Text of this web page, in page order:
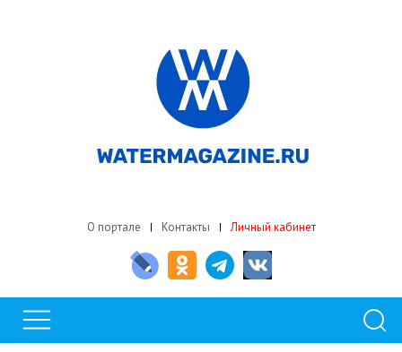
О портале Контакты Личный кабинет